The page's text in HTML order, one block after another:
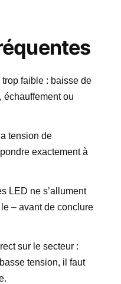
faible : baisse de
échauffement ou
tension de
exactement à
LED ne s’allument
– avant de conclure
sur le secteur :
tension, il faut